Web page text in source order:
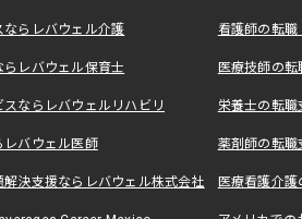
らレバウェル介護 看護師の転
レバウェル保育士 医療技師の
ならレバウェルリハビリ 栄養士の転
レバウェル医師 薬剤師の転
決支援ならレバウェル株式会社 医療看護介